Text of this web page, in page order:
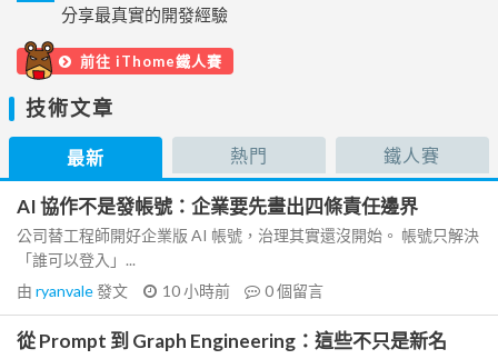
分享最真實的開發經驗
前往 iThome鐵人賽
技術文章
最新 熱門 鐵人賽
AI 協作不是發帳號：企業要先畫出四條責任邊界
公司替工程師開好企業版 AI 帳號，治理其實還沒開始。 帳號只解決
「誰可以登入」...
由 ryanvale發文 10 小時前 0個留言
從 Prompt 到 Graph Engineering：這些不只是新名